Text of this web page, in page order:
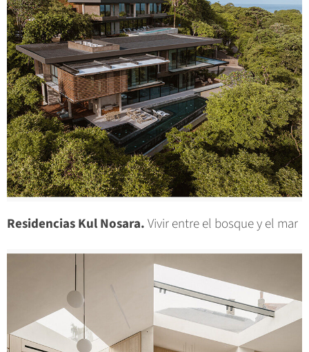
Residencias Kul Nosara.Vivir entre el bosque y el mar